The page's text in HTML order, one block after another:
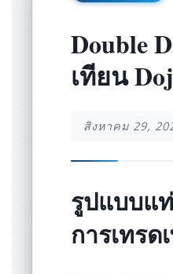
Double
เทียน
สิงหาคม 29,
รูปแบบแ
การเทร